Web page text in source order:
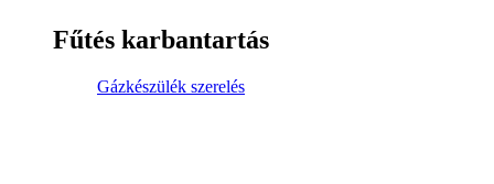
Fűtés karbantartás
Gázkészülék szerelés